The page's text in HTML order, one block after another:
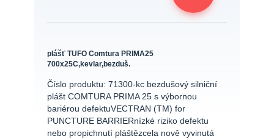
plášť TUFO Comtura PRIMA25
700x25C,kevlar,bezduš.
Číslo produktu: 71300-kc bezdušový silniční
plášt COMTURA PRIMA 25 s výbornou
bariérou defektuVECTRAN (TM) for
PUNCTURE BARRIERnízké riziko defektu
nebo propichnutí pláštězcela nově vyvinutá